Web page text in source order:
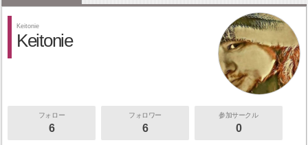
Keitonie
Keitonie
フォロー
6
フォロワー
6
参加サークル
0